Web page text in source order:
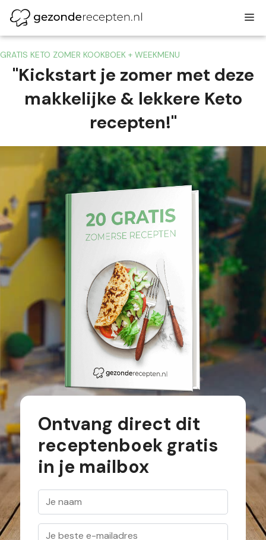
naar
de
GRATIS KETO ZOMER KOOKBOEK + WEEKMENU
"Kickstart je zomer met deze
makkelijke & lekkere Keto
recepten!"
Ontvang direct dit
receptenboek gratis
in je mailbox